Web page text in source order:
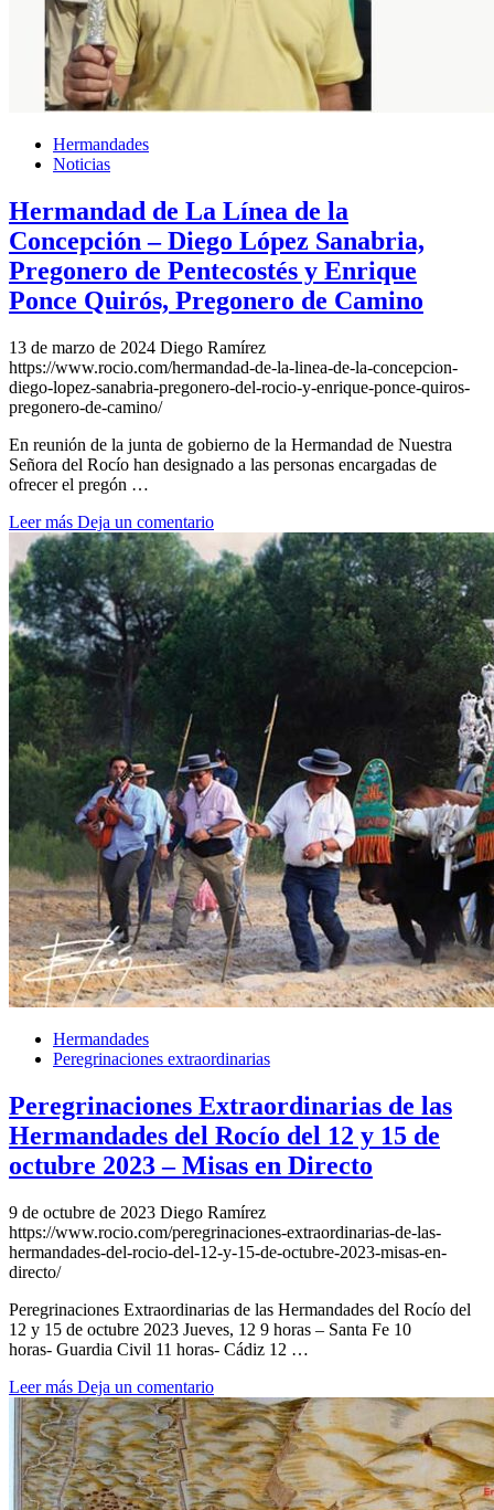
Hermandades
Noticias
Hermandad de La Línea de la
Concepción – Diego López Sanabria,
Pregonero de Pentecostés y Enrique
Ponce Quirós, Pregonero de Camino
13 de marzo de 2024 Diego Ramírez
https://www.rocio.com/hermandad-de-la-linea-de-la-concepcion-
diego-lopez-sanabria-pregonero-del-rocio-y-enrique-ponce-quiros-
pregonero-de-camino/
En reunión de la junta de gobierno de la Hermandad de Nuestra
Señora del Rocío han designado a las personas encargadas de
ofrecer el pregón …
Leer más Deja un comentario
Hermandades
Peregrinaciones extraordinarias
Peregrinaciones Extraordinarias de las
Hermandades del Rocío del 12 y 15 de
octubre 2023 – Misas en Directo
9 de octubre de 2023 Diego Ramírez
https://www.rocio.com/peregrinaciones-extraordinarias-de-las-
hermandades-del-rocio-del-12-y-15-de-octubre-2023-misas-en-
directo/
Peregrinaciones Extraordinarias de las Hermandades del Rocío del
12 y 15 de octubre 2023 Jueves, 12 9 horas – Santa Fe 10
horas- Guardia Civil 11 horas- Cádiz 12 …
Leer más Deja un comentario